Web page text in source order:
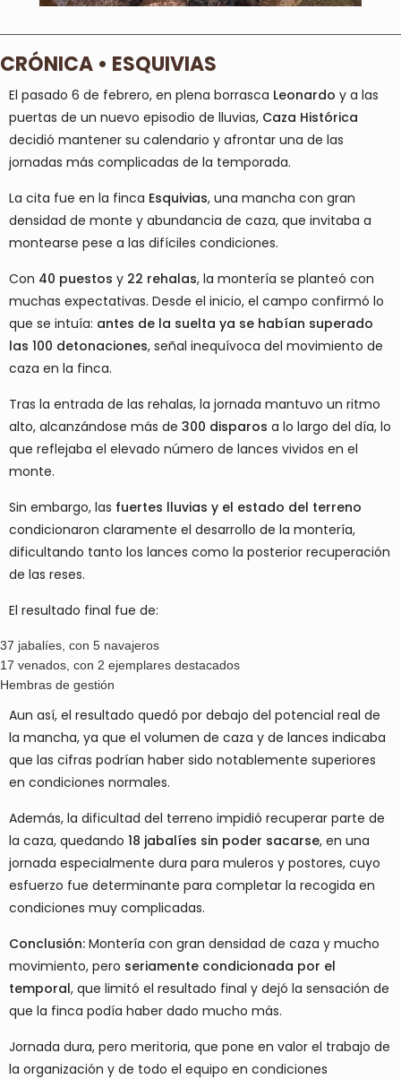
CRÓNICA • ESQUIVIAS
El pasado 6 de febrero, en plena borrasca Leonardo y a las
puertas de un nuevo episodio de lluvias, Caza Histórica
decidió mantener su calendario y afrontar una de las
jornadas más complicadas de la temporada.
La cita fue en la finca Esquivias, una mancha con gran
densidad de monte y abundancia de caza, que invitaba a
montearse pese a las difíciles condiciones.
Con 40 puestos y 22 rehalas, la montería se planteó con
muchas expectativas. Desde el inicio, el campo confirmó lo
que se intuía: antes de la suelta ya se habían superado
las 100 detonaciones, señal inequívoca del movimiento de
caza en la finca.
Tras la entrada de las rehalas, la jornada mantuvo un ritmo
alto, alcanzándose más de 300 disparos a lo largo del día, lo
que reflejaba el elevado número de lances vividos en el
monte.
Sin embargo, las fuertes lluvias y el estado del terreno
condicionaron claramente el desarrollo de la montería,
dificultando tanto los lances como la posterior recuperación
de las reses.
El resultado final fue de:
37 jabalíes, con 5 navajeros
17 venados, con 2 ejemplares destacados
Hembras de gestión
Aun así, el resultado quedó por debajo del potencial real de
la mancha, ya que el volumen de caza y de lances indicaba
que las cifras podrían haber sido notablemente superiores
en condiciones normales.
Además, la dificultad del terreno impidió recuperar parte de
la caza, quedando 18 jabalíes sin poder sacarse, en una
jornada especialmente dura para muleros y postores, cuyo
esfuerzo fue determinante para completar la recogida en
condiciones muy complicadas.
Conclusión: Montería con gran densidad de caza y mucho
movimiento, pero seriamente condicionada por el
temporal, que limitó el resultado final y dejó la sensación de
que la finca podía haber dado mucho más.
Jornada dura, pero meritoria, que pone en valor el trabajo de
la organización y de todo el equipo en condiciones